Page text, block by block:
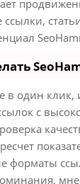
один клик,
с
форматы